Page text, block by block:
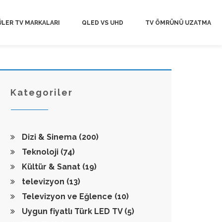
TV MARKALARI QLED VS UHD TV ÖMRÜNÜ UZATMA
Kategoriler
Dizi & Sinema (200)
Teknoloji (74)
Kültür & Sanat (19)
televizyon (13)
Televizyon ve Eğlence (10)
Uygun fiyatlı Türk LED TV (5)